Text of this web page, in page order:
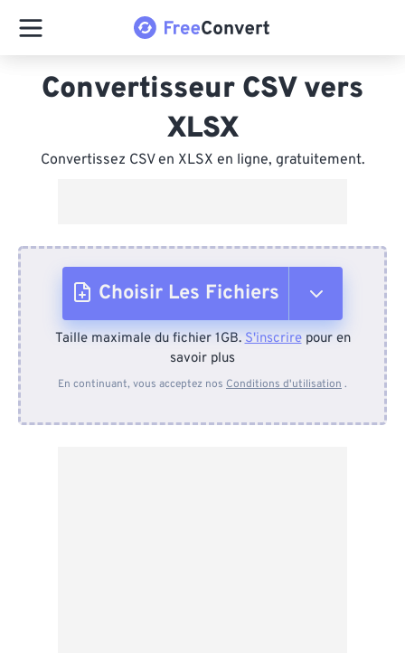
Convertisseur CSV vers
XLSX
Convertissez CSV en XLSX en ligne, gratuitement.
Choisir Les Fichiers
Depuis l'appareil
Taille maximale du fichier 1GB.S'inscrirepour en
savoir plus
En continuant, vous acceptez nos Conditions d'utilisation .